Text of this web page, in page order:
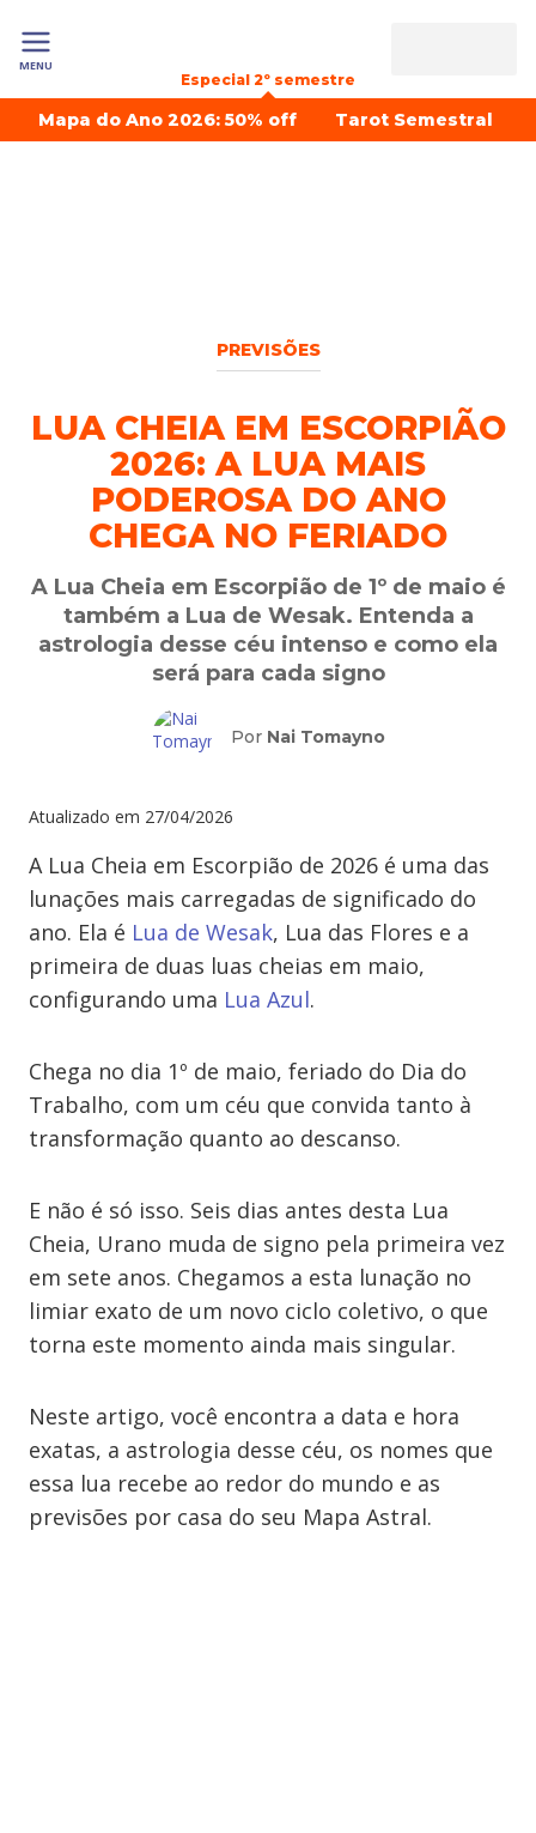
MENU
Especial 2º semestre
Mapa do Ano 2026: 50% off Tarot Semestral
PREVISÕES
LUA CHEIA EM ESCORPIÃO
2026: A LUA MAIS
PODEROSA DO ANO
CHEGA NO FERIADO
A Lua Cheia em Escorpião de 1º de maio é
também a Lua de Wesak. Entenda a
astrologia desse céu intenso e como ela
será para cada signo
Por Nai Tomayno
Atualizado em 27/04/2026
A Lua Cheia em Escorpião de 2026 é uma das
lunações mais carregadas de significado do
ano. Ela é Lua de Wesak, Lua das Flores e a
primeira de duas luas cheias em maio,
configurando uma Lua Azul.
Chega no dia 1º de maio, feriado do Dia do
Trabalho, com um céu que convida tanto à
transformação quanto ao descanso.
E não é só isso. Seis dias antes desta Lua
Cheia, Urano muda de signo pela primeira vez
em sete anos. Chegamos a esta lunação no
limiar exato de um novo ciclo coletivo, o que
torna este momento ainda mais singular.
Neste artigo, você encontra a data e hora
exatas, a astrologia desse céu, os nomes que
essa lua recebe ao redor do mundo e as
previsões por casa do seu Mapa Astral.